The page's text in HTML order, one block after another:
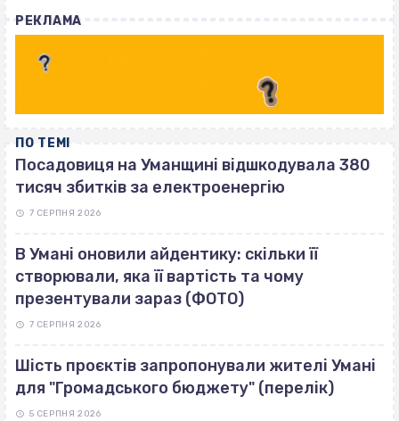
РЕКЛАМА
ПО ТЕМІ
Посадовиця на Уманщині відшкодувала 380
тисяч збитків за електроенергію
7 СЕРПНЯ 2026
В Умані оновили айдентику: скільки її
створювали, яка її вартість та чому
презентували зараз (ФОТО)
7 СЕРПНЯ 2026
Шість проєктів запропонували жителі Умані
для "Громадського бюджету" (перелік)
5 СЕРПНЯ 2026